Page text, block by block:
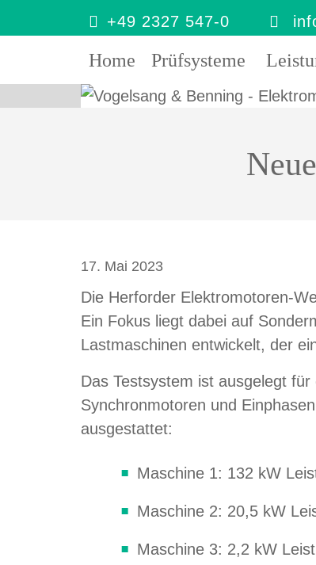
 +49 2327 547-0 
Home Prüfsysteme
17. Mai 2023
Die Herforder Elektromotoren-
Ein Fokus liegt dabei auf
Lastmaschinen entwickelt, der
Das Testsystem ist ausgelegt
Synchronmotoren und
ausgestattet:
Maschine 1: 132 kW
Maschine 2: 20,5 kW
Maschine 3: 2,2 kW